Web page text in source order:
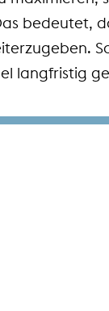
bedeutet,
langfristig